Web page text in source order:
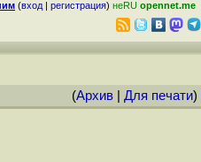
(вход | регистрация) неRU opennet.me
(Архив Для печати)